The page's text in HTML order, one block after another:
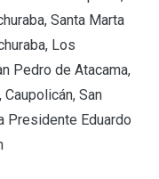
Santa Marta
Los
Pedro de Atacama,
San
Presidente Eduardo